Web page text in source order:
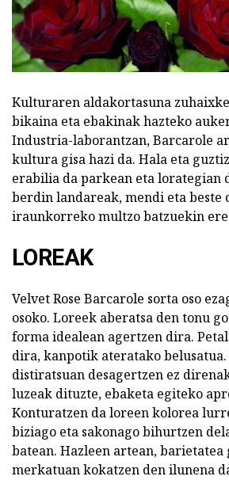
Kulturaren aldakortasuna
bikaina eta ebakinak hazteko
Industria-laborantzan, Barcarole
kultura gisa hazi da. Hala eta
erabilia da parkean eta lorategian
berdin landareak, mendi eta beste
iraunkorreko multzo batzuekin
LOREAK
Velvet Rose Barcarole sorta oso
osoko. Loreek aberatsa den tonu
forma idealean agertzen dira.
dira, kanpotik ateratako
distiratsuan desagertzen ez
luzeak dituzte, ebaketa egiteko
Konturatzen da loreen kolorea
biziago eta sakonago bihurtzen
batean. Hazleen artean, barietatea
merkatuan kokatzen den ilunena